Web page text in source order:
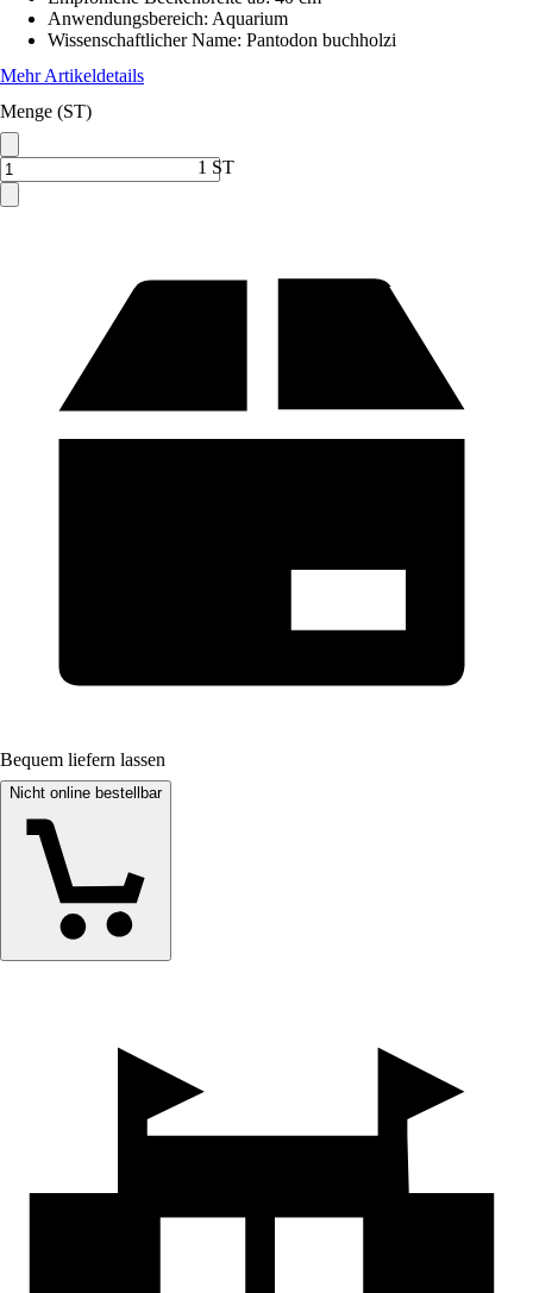
Anwendungsbereich: Aquarium
Wissenschaftlicher Name: Pantodon buchholzi
Mehr Artikeldetails
Menge (ST)
1 ST
Bequem liefern lassen
Nicht online bestellbar